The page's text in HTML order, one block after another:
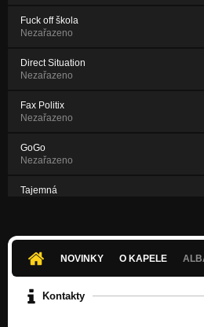
Fuck off škola
Nezařazeno
Direct Situation
Nezařazeno
Fax Politix
Nezařazeno
GoGo
Nezařazeno
Tajemná
Puberťácká
Nezařazeno
NOVINKY O KAPELE
Kontakty